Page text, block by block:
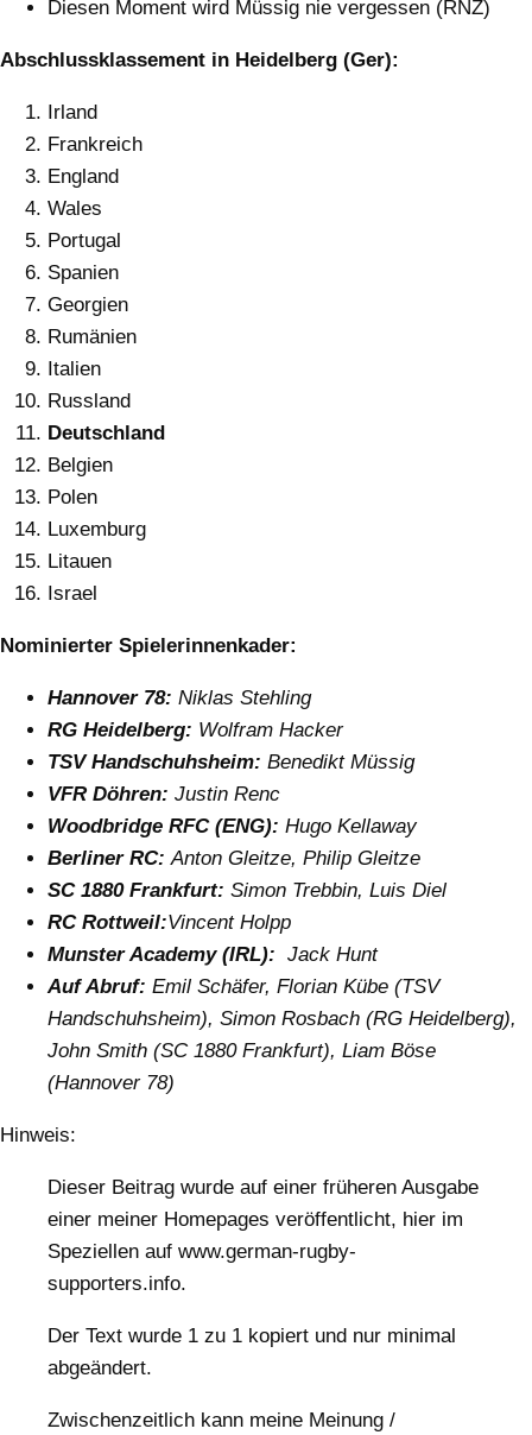
Diesen Moment wird Müssig nie vergessen (RNZ)
Abschlussklassement in Heidelberg (Ger):
Irland
Frankreich
England
Wales
Portugal
Spanien
Georgien
Rumänien
Italien
Russland
Deutschland
Belgien
Polen
Luxemburg
Litauen
Israel
Nominierter Spielerinnenkader:
Hannover 78: Niklas Stehling
RG Heidelberg: Wolfram Hacker
TSV Handschuhsheim: Benedikt Müssig
VFR Döhren: Justin Renc
Woodbridge RFC (ENG): Hugo Kellaway
Berliner RC:Anton Gleitze, Philip Gleitze
SC 1880 Frankfurt: Simon Trebbin, Luis Diel
RC Rottweil:Vincent Holpp
Munster Academy (IRL): Jack Hunt
Auf Abruf: Emil Schäfer, Florian Kübe (TSV
Handschuhsheim), Simon Rosbach (RG Heidelberg),
John Smith (SC 1880 Frankfurt), Liam Böse
(Hannover 78)
Hinweis:
Dieser Beitrag wurde auf einer früheren Ausgabe
einer meiner Homepages veröffentlicht, hier im
Speziellen auf www.german-rugby-
supporters.info.
Der Text wurde 1 zu 1 kopiert und nur minimal
abgeändert.
Zwischenzeitlich kann meine Meinung /